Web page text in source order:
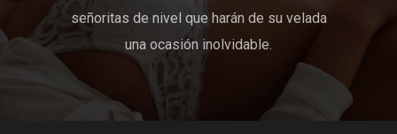
señoritas de nivel que harán de su velada
una ocasión inolvidable.